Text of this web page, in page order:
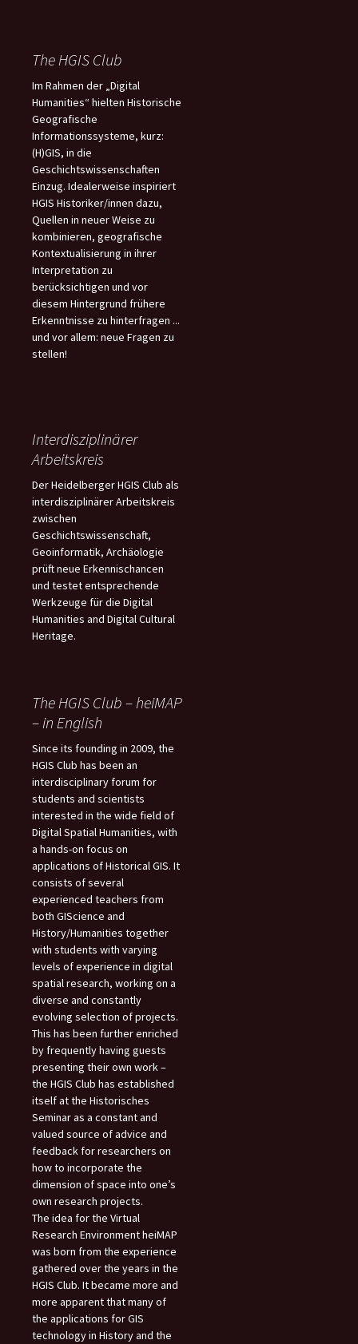
The HGIS Club
Im Rahmen der „Digital
Humanities“ hielten Historische
Geografische
Informationssysteme, kurz:
(H)GIS, in die
Geschichtswissenschaften
Einzug. Idealerweise inspiriert
HGIS Historiker/innen dazu,
Quellen in neuer Weise zu
kombinieren, geografische
Kontextualisierung in ihrer
Interpretation zu
berücksichtigen und vor
diesem Hintergrund frühere
Erkenntnisse zu hinterfragen ...
und vor allem: neue Fragen zu
stellen!
Interdisziplinärer
Arbeitskreis
Der Heidelberger HGIS Club als
interdisziplinärer Arbeitskreis
zwischen
Geschichtswissenschaft,
Geoinformatik, Archäologie
prüft neue Erkennischancen
und testet entsprechende
Werkzeuge für die Digital
Humanities and Digital Cultural
Heritage.
The HGIS Club – heiMAP
– in English
Since its founding in 2009, the
HGIS Club has been an
interdisciplinary forum for
students and scientists
interested in the wide field of
Digital Spatial Humanities, with
a hands-on focus on
applications of Historical GIS. It
consists of several
experienced teachers from
both GIScience and
History/Humanities together
with students with varying
levels of experience in digital
spatial research, working on a
diverse and constantly
evolving selection of projects.
This has been further enriched
by frequently having guests
presenting their own work –
the HGIS Club has established
itself at the Historisches
Seminar as a constant and
valued source of advice and
feedback for researchers on
how to incorporate the
dimension of space into one’s
own research projects.
The idea for the Virtual
Research Environment heiMAP
was born from the experience
gathered over the years in the
HGIS Club. It became more and
more apparent that many of
the applications for GIS
technology in History and the